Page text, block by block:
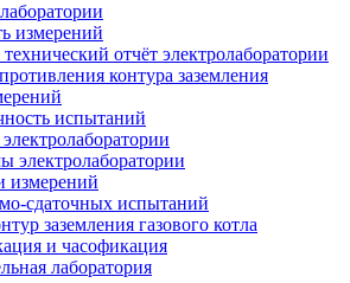
измерений
технический отчёт электролаборатории
контура заземления
испытаний
электролаборатории
измерений
сдаточных испытаний
заземления газового котла
и часофикация
лаборатория